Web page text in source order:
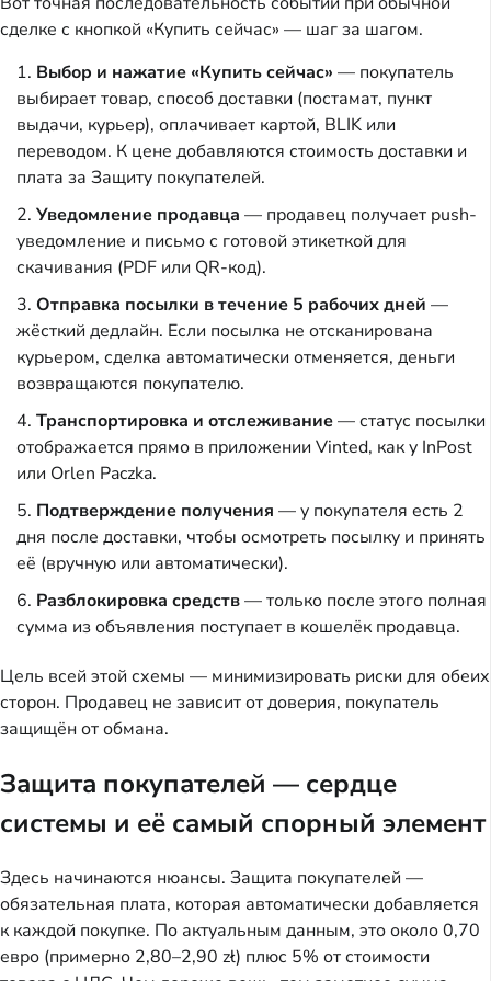
сделке с кнопкой «Купить сейчас» — шаг за шагом.
Выбор и нажатие «Купить сейчас» — покупатель
выбирает товар, способ доставки (постамат, пункт
выдачи, курьер), оплачивает картой, BLIK или
переводом. К цене добавляются стоимость доставки и
плата за Защиту покупателей.
Уведомление продавца — продавец получает push-
уведомление и письмо с готовой этикеткой для
скачивания (PDF или QR-код).
Отправка посылки в течение 5 рабочих дней —
жёсткий дедлайн. Если посылка не отсканирована
курьером, сделка автоматически отменяется, деньги
возвращаются покупателю.
Транспортировка и отслеживание— статус посылки
отображается прямо в приложении Vinted, как у InPost
или Orlen Paczka.
Подтверждение получения — у покупателя есть 2
дня после доставки, чтобы осмотреть посылку и принять
её (вручную или автоматически).
Разблокировка средств— только после этого полная
сумма из объявления поступает в кошелёк продавца.
Цель всей этой схемы — минимизировать риски для обеих
сторон. Продавец не зависит от доверия, покупатель
защищён от обмана.
Защита покупателей — сердце
системы и её самый спорный элемент
Здесь начинаются нюансы. Защита покупателей —
обязательная плата, которая автоматически добавляется
к каждой покупке. По актуальным данным, это около 0,70
евро (примерно 2,80–2,90 zł) плюс 5% от стоимости